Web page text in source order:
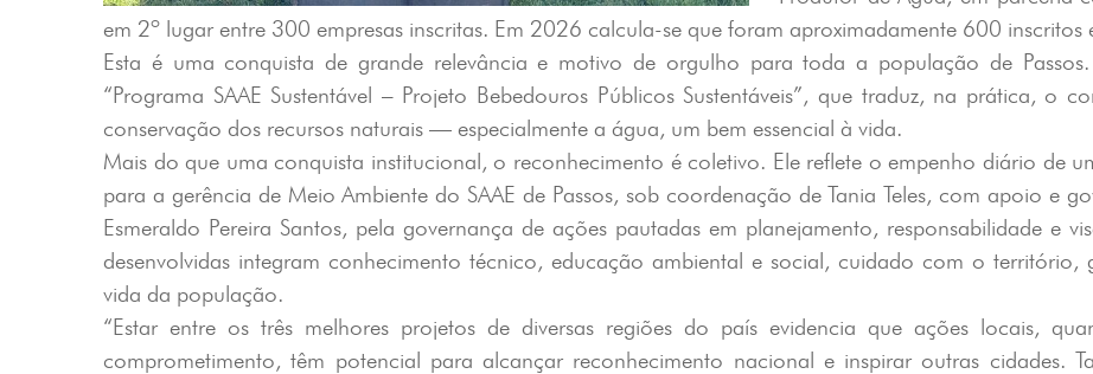
em 2º lugar entre 300 empresas inscritas. Em 2026 calcula-se que foram aproximadamente 600
Esta é uma conquista de grande relevância e motivo de orgulho para toda a população de
“Programa SAAE Sustentável – Projeto Bebedouros Públicos Sustentáveis”, que traduz, na prática, o
conservação dos recursos naturais — especialmente a água, um bem essencial à vida.
Mais do que uma conquista institucional, o reconhecimento é coletivo. Ele reflete o empenho diário de
para a gerência de Meio Ambiente do SAAE de Passos, sob coordenação de Tania Teles, com apoio e
Esmeraldo Pereira Santos, pela governança de ações pautadas em planejamento, responsabilidade e
desenvolvidas integram conhecimento técnico, educação ambiental e social, cuidado com o
vida da população.
“Estar entre os três melhores projetos de diversas regiões do país evidencia que ações locais,
comprometimento, têm potencial para alcançar reconhecimento nacional e inspirar outras cidades.